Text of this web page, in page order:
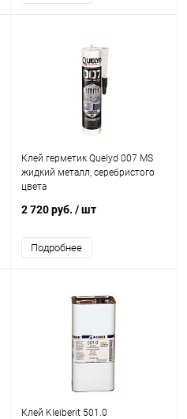
Клей герметик Quelyd 007 MS
жидкий металл, серебристого
цвета
2 720 руб. / шт
Подробнее
Клей Kleiberit 501.0